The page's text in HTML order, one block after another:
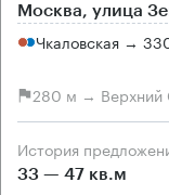
Москва, улица
Чкаловская →
280 м → Верхний
История
33 — 47 кв.м